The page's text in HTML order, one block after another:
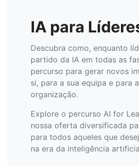
IA para
Descubra como, enquanto
partido da IA em todas as
percurso para gerar novos
si, para a sua equipa e para
organização.
Explore o percurso AI for
nossa oferta diversificada
para todos aqueles que
na era da inteligência